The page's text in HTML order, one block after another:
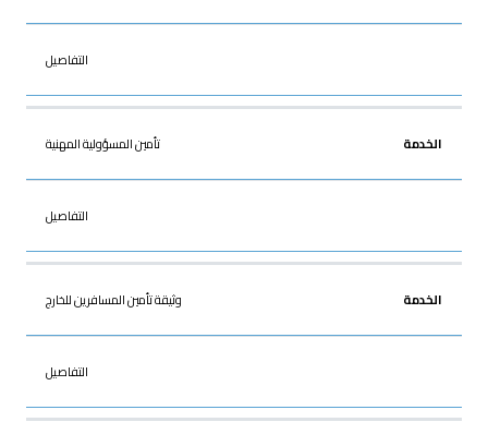
التفاصيل
تأمين المسؤولية المهنية
التفاصيل
وثيقة تأمين المسافرين للخارج
التفاصيل